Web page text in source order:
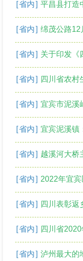
[省内] 平昌县打造
[省内] 绵茂公路12
[省内] 关于印发《
[省内] 四川省农村
[省内] 宜宾市泥溪
[省内] 宜宾泥溪镇
[省内] 越溪河大桥
[省内] 2022年宜
[省内] 四川表彰返
[省内] 四川省
[省内] 泸州最大的